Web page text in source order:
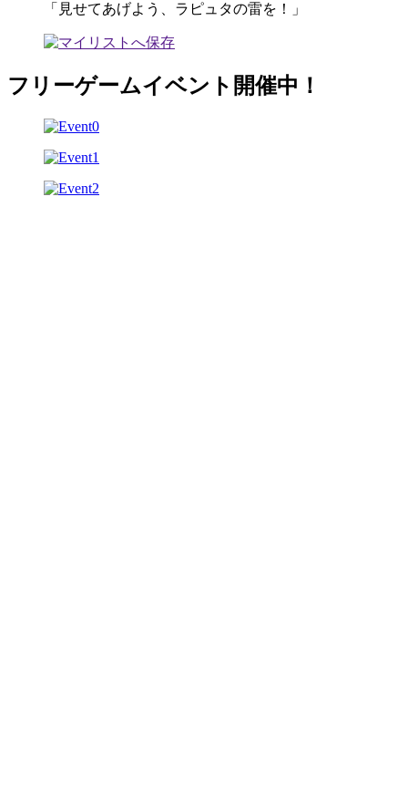
「見せてあげよう、ラピュタの雷を！」
フリーゲームイベント開催中！